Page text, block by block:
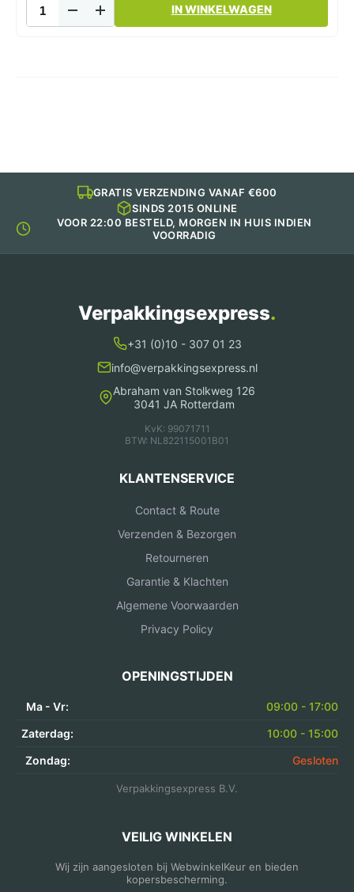
Verpakkingstape
50mm
IN WINKELWAGEN
GRATIS VERZENDING VANAF €600
SINDS 2015 ONLINE
VOOR 22:00 BESTELD, MORGEN IN HUIS INDIEN
VOORRADIG
Verpakkingsexpress.
+31 (0)10 - 307 01 23
info@verpakkingsexpress.nl
Abraham van Stolkweg 126
3041 JA Rotterdam
KvK: 99071711
BTW: NL822115001B01
KLANTENSERVICE
Contact & Route
Verzenden & Bezorgen
Retourneren
Garantie & Klachten
Algemene Voorwaarden
Privacy Policy
OPENINGSTIJDEN
Ma - Vr:
09:00 - 17:00
Zaterdag:
10:00 - 15:00
Zondag:
Gesloten
Verpakkingsexpress B.V.
VEILIG WINKELEN
Wij zijn aangesloten bij WebwinkelKeur en bieden
kopersbescherming.